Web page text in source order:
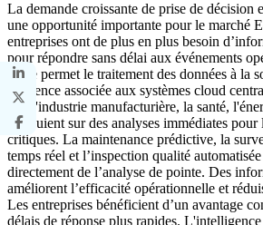
La demande croissante de prise de décision
une opportunité importante pour le marché
entreprises ont de plus en plus besoin
pour répondre sans délai aux événements
Edge permet le traitement des données à la
la latence associée aux systèmes cloud
que l'industrie manufacturière, la santé,
s'appuient sur des analyses immédiates
critiques. La maintenance prédictive, la
temps réel et l’inspection qualité
directement de l’analyse de pointe. Des
améliorent l’efficacité opérationnelle et
Les entreprises bénéficient d’un avantage
délais de réponse plus rapides. L'intelligence